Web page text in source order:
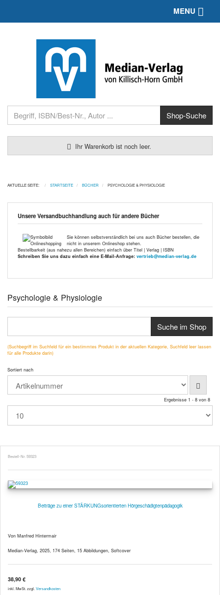
Ihr Warenkorb ist noch leer.
MENU
AKTUELLE SEITE: STARTSEITE BÜCHER PSYCHOLOGIE & PHYSIOLOGIE
Unsere Versandbuchhandlung auch für andere Bücher
Sie können selbstverständlich bei uns auch Bücher bestellen, die
nicht in unserem Onlineshop stehen.
Bestellbarkeit (aus nahezu allen Bereichen) einfach über Titel | Verlag | ISBN
Schreiben Sie uns dazu einfach eine E-Mail-Anfrage: vertrieb@median-verlag.de
Psychologie & Physiologie
Suche im Shop
(Suchbegriff im Suchfeld für ein bestimmtes Produkt in der aktuellen Kategorie, Suchfeld leer lassen
für alle Produkte darin)
Sortiert nach
Ergebnisse 1 - 8 von 8
Bestell-Nr. 59323
Beiträge zu einer STÄRKUNGsorientierten Hörgeschädigtenpädagogik
Von Manfred Hintermair
Median-Verlag, 2025, 174 Seiten, 15 Abbildungen, Softcover
38,90 €
inkl. MwSt. zzgl. Versandkosten